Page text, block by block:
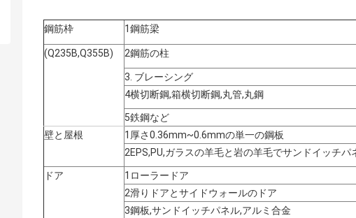
鋼筋枠 1鋼筋梁
(Q235B,Q355B) 2鋼筋の柱
3. ブレーシング
4横切断鋼,箱横切断鋼,丸管,丸鋼
5鉄鋼など
壁と屋根
1厚さ0.36mm~0.6mmの単一の鋼板
2EPS,PU,ガラスの羊毛と岩の羊毛でサンドイッチ
ドア
1ローラードア
2滑りドアとサイドウォールのドア
3鋼板,サンドイッチパネル,アルミ合金